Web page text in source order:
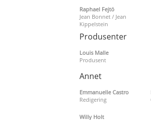
Raphael Fejtö
Jean Bonnet / Jean
Kippelstein
Produsenter
Louis Malle
Produsent
Annet
Emmanuelle Castro
Redigering
Willy Holt